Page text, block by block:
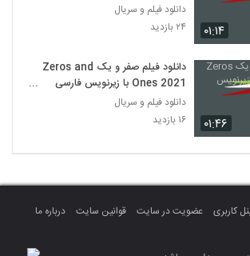
۰۱:۱۴
دانلود فیلم و سریال
۲۴ بازدید
۰۱:۴۶
دانلود فیلم صفر و یک Zeros and
Ones 2021 با زیرنویس فارسی
چسبیده
دانلود فیلم و سریال
۱۶ بازدید
کاربری عضویت در سایت قوانین سایت
درباره ما